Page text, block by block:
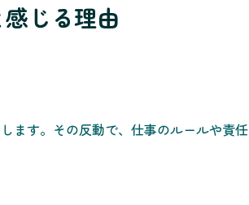
じる理由
ます。その反動で、仕事のルールや責任